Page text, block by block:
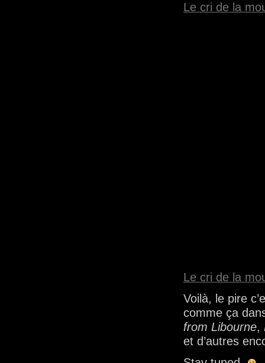
Le cri de la
Le cri de la
Voilà, le pire
comme ça
from Libourne,
et d’autres